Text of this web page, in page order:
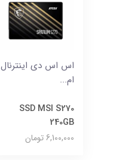
اس اس دی اینترنال
ام...
SSD MSI S270
240GB
6,100,000 تومان